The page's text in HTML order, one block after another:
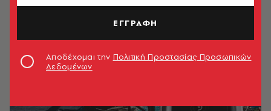
ΕΓΓΡΑΦΗ
Αποδέχομαι την Πολιτική Προστασίας Προσωπικών
Δεδομένων